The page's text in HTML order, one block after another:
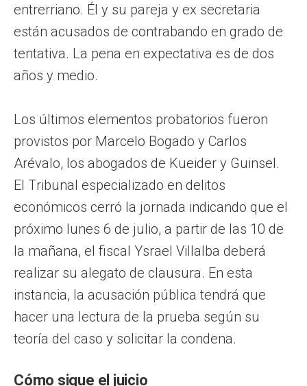
entrerriano. Él y su pareja y ex secretaria
están acusados de contrabando en grado de
tentativa. La pena en expectativa es de dos
años y medio.
Los últimos elementos probatorios fueron
provistos por Marcelo Bogado y Carlos
Arévalo, los abogados de Kueider y Guinsel.
El Tribunal especializado en delitos
económicos cerró la jornada indicando que el
próximo lunes 6 de julio, a partir de las 10 de
la mañana, el fiscal Ysrael Villalba deberá
realizar su alegato de clausura. En esta
instancia, la acusación pública tendrá que
hacer una lectura de la prueba según su
teoría del caso y solicitar la condena.
Cómo sigue el juicio